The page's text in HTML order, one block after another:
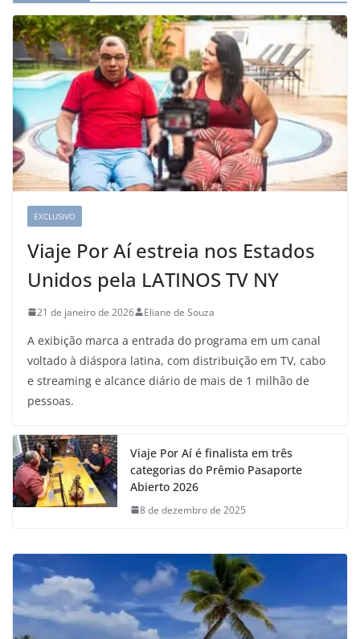
EXCLUSIVO
Viaje Por Aí estreia nos Estados
Unidos pela LATINOS TV NY
21 de janeiro de 2026 Eliane de Souza
A exibição marca a entrada do programa em um canal
voltado à diáspora latina, com distribuição em TV, cabo
e streaming e alcance diário de mais de 1 milhão de
pessoas.
Viaje Por Aí é finalista em três
categorias do Prêmio Pasaporte
Abierto 2026
8 de dezembro de 2025